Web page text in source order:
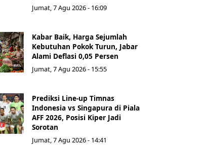
Jumat, 7 Agu 2026 - 16:09
Kabar Baik, Harga Sejumlah
Kebutuhan Pokok Turun, Jabar
Alami Deflasi 0,05 Persen
Jumat, 7 Agu 2026 - 15:55
Prediksi Line-up Timnas
Indonesia vs Singapura di Piala
AFF 2026, Posisi Kiper Jadi
Sorotan
Jumat, 7 Agu 2026 - 14:41